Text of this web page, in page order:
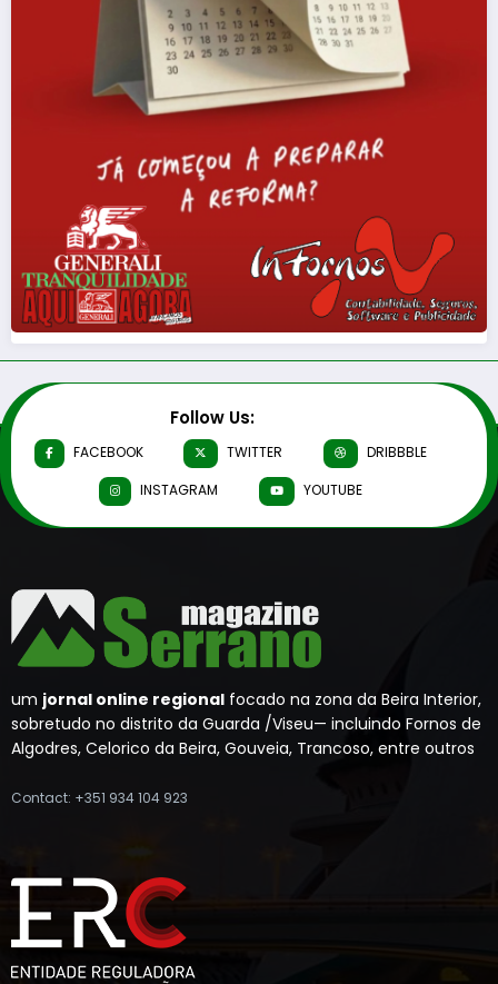
Follow Us:
FACEBOOK TWITTER
DRIBBBLE
INSTAGRAM
YOUTUBE
um jornal online regional focado na zona da Beira Interior,
sobretudo no distrito da Guarda /Viseu— incluindo Fornos de
Algodres, Celorico da Beira, Gouveia, Trancoso, entre outros
Contact: +351 934 104 923